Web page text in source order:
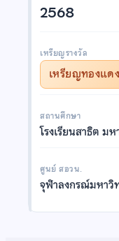
2568
เหรียญรางวัล
เหรียญทองแดง
สถานศึกษา
โรงเรียนสาธิต
ศูนย์ สอวน.
จุฬาลงกรณ์มหาวิ